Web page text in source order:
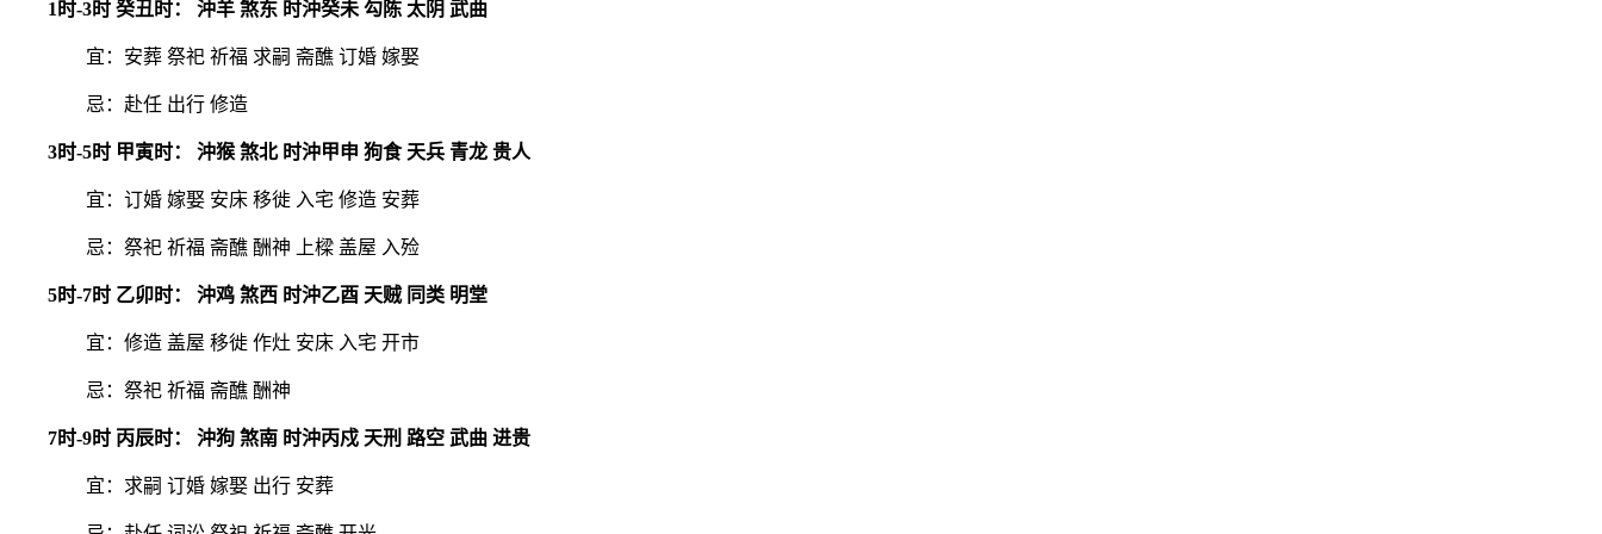
1时-3时 癸丑时： 沖羊 煞东 时沖癸未 勾陈 太阴 武曲
宜：安葬 祭祀 祈福 求嗣 斋醮 订婚 嫁娶
忌：赴任 出行 修造
3时-5时 甲寅时： 沖猴 煞北 时沖甲申 狗食 天兵 青龙 贵人
宜：订婚 嫁娶 安床 移徙 入宅 修造 安葬
忌：祭祀 祈福 斋醮 酬神 上樑 盖屋 入殓
5时-7时 乙卯时： 沖鸡 煞西 时沖乙酉 天贼 同类 明堂
宜：修造 盖屋 移徙 作灶 安床 入宅 开市
忌：祭祀 祈福 斋醮 酬神
7时-9时 丙辰时： 沖狗 煞南 时沖丙戍 天刑 路空 武曲 进贵
宜：求嗣 订婚 嫁娶 出行 安葬